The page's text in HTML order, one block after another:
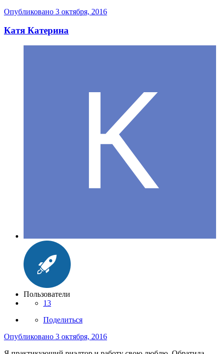
Опубликовано 3 октября, 2016
Катя Катерина
Пользователи
13
Поделиться
Опубликовано 3 октября, 2016